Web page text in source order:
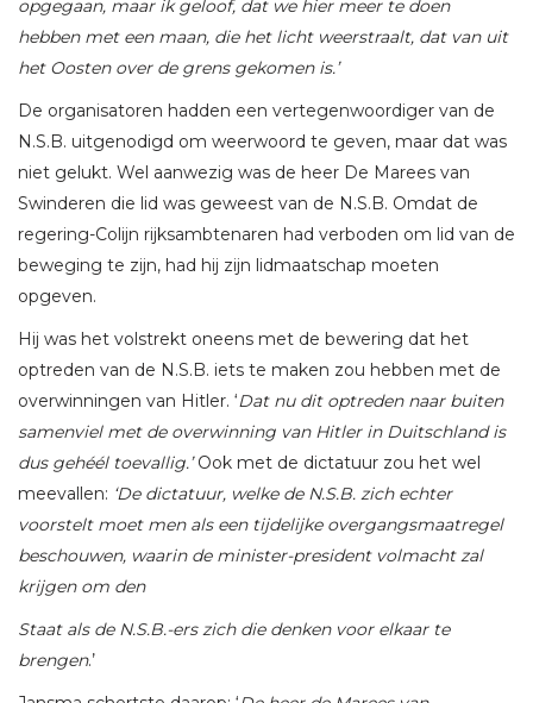
opgegaan, maar ik geloof, dat we hier meer te doen
hebben met een maan, die het licht weerstraalt, dat van uit
het Oosten over de grens gekomen is.’
De organisatoren hadden een vertegenwoordiger van de
N.S.B. uitgenodigd om weerwoord te geven, maar dat was
niet gelukt. Wel aanwezig was de heer De Marees van
Swinderen die lid was geweest van de N.S.B. Omdat de
regering-Colijn rijksambtenaren had verboden om lid van de
beweging te zijn, had hij zijn lidmaatschap moeten
opgeven.
Hij was het volstrekt oneens met de bewering dat het
optreden van de N.S.B. iets te maken zou hebben met de
overwinningen van Hitler. ‘Dat nu dit optreden naar buiten
samenviel met de overwinning van Hitler in Duitschland is
dus gehéél toevallig.’Ook met de dictatuur zou het wel
meevallen: ‘De dictatuur, welke de N.S.B. zich echter
voorstelt moet men als een tijdelijke overgangsmaatregel
beschouwen, waarin de minister-president volmacht zal
krijgen om den
Staat als de N.S.B.-ers zich die denken voor elkaar te
brengen.’